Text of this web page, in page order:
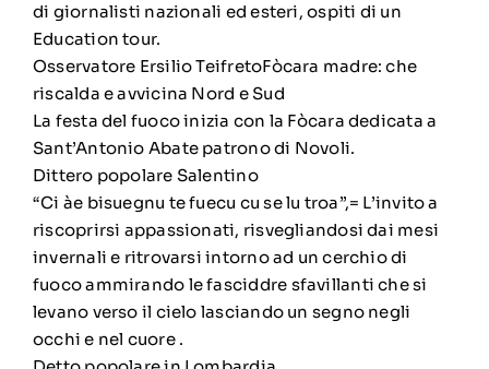
di giornalisti nazionali ed esteri, ospiti di un
Education tour.
Osservatore Ersilio TeifretoFòcara madre: che
riscalda e avvicina Nord e Sud
La festa del fuoco inizia con la Fòcara dedicata a
Sant’Antonio Abate patrono di Novoli.
Dittero popolare Salentino
“Ci àe bisuegnu te fuecu cu se lu troa”,= L’invito a
riscoprirsi appassionati, risvegliandosi dai mesi
invernali e ritrovarsi intorno ad un cerchio di
fuoco ammirando le fasciddre sfavillanti che si
levano verso il cielo lasciando un segno negli
occhi e nel cuore .